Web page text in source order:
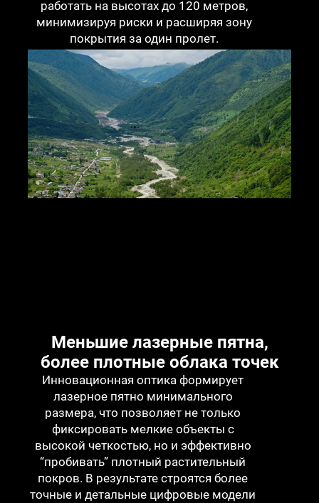
работать на высотах до 120 метров,
минимизируя риски и расширяя зону
покрытия за один пролет.
Меньшие лазерные пятна,
более плотные облака точек
Инновационная оптика формирует
лазерное пятно минимального
размера, что позволяет не только
фиксировать мелкие объекты с
высокой четкостью, но и эффективно
“пробивать” плотный растительный
покров. В результате строятся более
точные и детальные цифровые модели